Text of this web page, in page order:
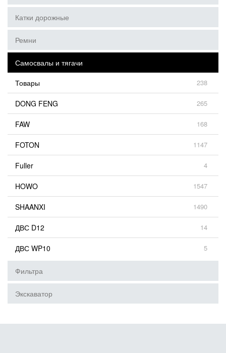
Катки дорожные
Ремни
Самосвалы и тягачи
Товары
238
DONG FENG 265
FAW 168
FOTON 1147
Fuller 4
HOWO 1547
SHAANXI 1490
ДВС D12 14
ДВС WP10 5
Фильтра
Экскаватор